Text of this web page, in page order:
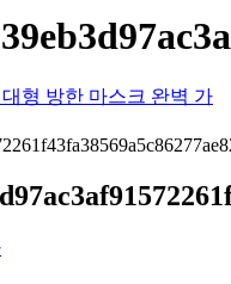
형 방한 마스크 완벽 가